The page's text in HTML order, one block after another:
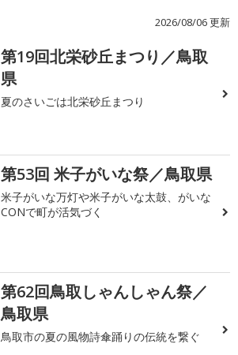
2026/08/06 更新
第19回北栄砂丘まつり／鳥取
県
夏のさいごは北栄砂丘まつり
第53回 米子がいな祭／鳥取県
米子がいな万灯や米子がいな太鼓、がいな
CONで町が活気づく
第62回鳥取しゃんしゃん祭／
鳥取県
鳥取市の夏の風物詩傘踊りの伝統を繋ぐ